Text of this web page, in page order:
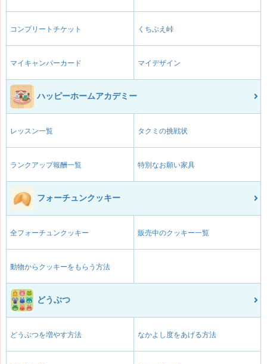
コンプリートチケット くちぶえ峠
マイキャンパーカード マイデザイン
ハッピーホームアカデミー
レッスン一覧 タクミの挑戦状
ランクアップ報酬一覧 特別なお願い家具
フォーチュンクッキー
全フォーチュンクッキー 販売中のクッキー一覧
動物からクッキーをもらう方法
どうぶつ
どうぶつを増やす方法 なかよし度をあげる方法